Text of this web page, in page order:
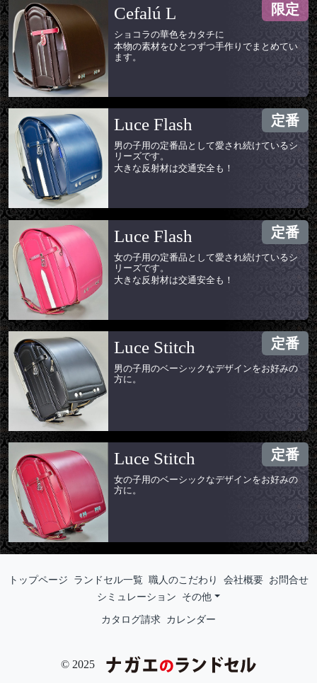
Cefalú L 限定
ショコラの華色をカタチに
本物の素材をひとつずつ手作りでまとめてい
ます。
Luce Flash 定番
男の子用の定番品として愛され続けているシ
リーズです。
大きな反射材は交通安全も！
Luce Flash 定番
女の子用の定番品として愛され続けているシ
リーズです。
大きな反射材は交通安全も！
Luce Stitch 定番
男の子用のベーシックなデザインをお好みの
方に。
Luce Stitch 定番
女の子用のベーシックなデザインをお好みの
方に。
トップページ ランドセル一覧 職人のこだわり 会社概要 お問合せ
シミュレーション
その他
カタログ請求 カレンダー
© 2025